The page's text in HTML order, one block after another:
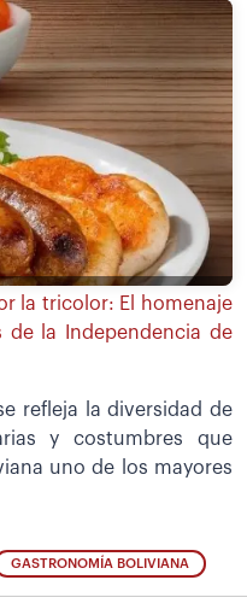
la tricolor: El homenaje
de la Independencia de
refleja la diversidad de
y costumbres que
uno de los mayores
GASTRONOMÍA BOLIVIANA